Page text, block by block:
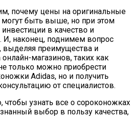
почему цены на оригинальные
быть выше, но при этом
в качество и
И, наконец, поднимем вопрос
выделяя преимущества и
магазинов, таких как
только можно приобрести
Adidas, но и получить
от специалистов.
чтобы узнать все о сороконожках
выбор в пользу качества,